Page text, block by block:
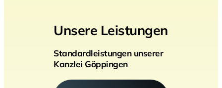
Unsere Leistungen
Standardleistungen unserer
Kanzlei Göppingen